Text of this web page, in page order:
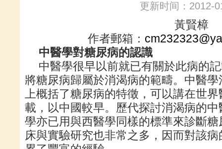
更新时间：2012-
黃賢樟
作者郵箱：
中醫學對糖尿病的認識
中醫學很早以前就已有關於此病的
將糖尿病歸屬於消渴病的範疇。中醫
上概括了糖尿病的特徵，可以講在世
載，以中國較早。歷代探討消渴病的
學亦已用與西醫學同樣的標準來診斷
床與實驗研究也非常之多，因而對該